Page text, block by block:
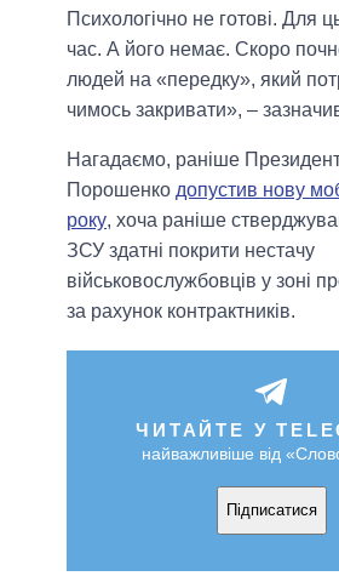
Психологічно не готові. Для
час. А його немає. Скоро
людей на «передку», який
чимось закривати», –
Нагадаємо, раніше
Порошенко допустив нову
року, хоча раніше
ЗСУ здатні покрити нестачу
військовослужбовців у зоні
за рахунок контрактників.
ЧИТАЙТЕ У
найважливіше від
Підписатися